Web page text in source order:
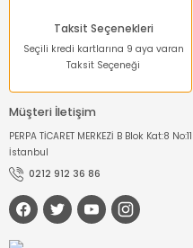
Taksit Seçenekleri
Seçili kredi kartlarına 9 aya varan
Taksit Seçeneği
Müşteri İletişim
PERPA TİCARET MERKEZİ B Blok Kat:8
İstanbul
0212 912 36 86